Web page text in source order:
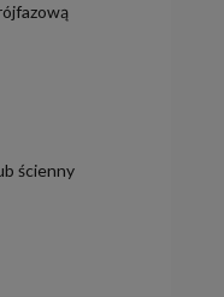
ścienny